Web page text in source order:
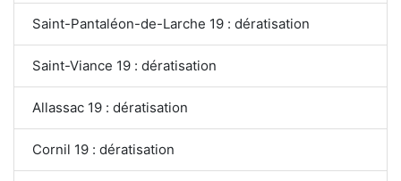
Saint-Pantaléon-de-Larche 19 : dératisation
Saint-Viance 19 : dératisation
Allassac 19 : dératisation
Cornil 19 : dératisation